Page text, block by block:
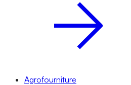
Agrofourniture